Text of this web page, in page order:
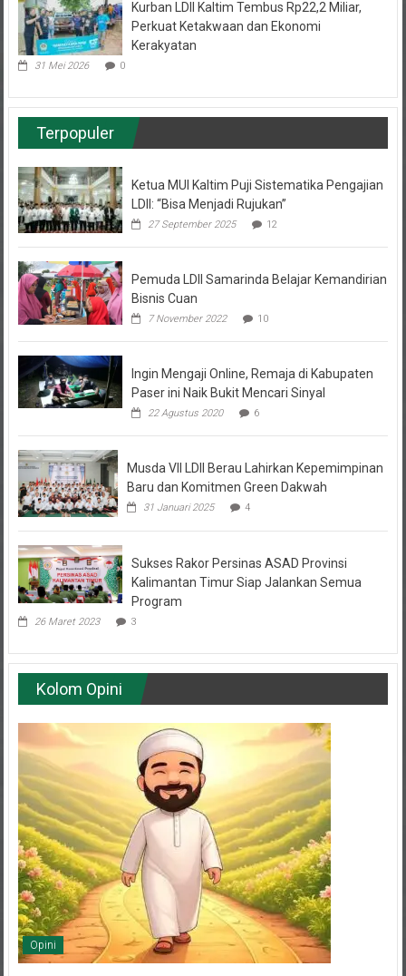
Kurban LDII Kaltim Tembus Rp22,2 Miliar,
Perkuat Ketakwaan dan Ekonomi
Kerakyatan
31 Mei 2026 0
Terpopuler
Ketua MUI Kaltim Puji Sistematika Pengajian
LDII: “Bisa Menjadi Rujukan”
27 September 2025 12
Pemuda LDII Samarinda Belajar Kemandirian
Bisnis Cuan
7 November 2022 10
Ingin Mengaji Online, Remaja di Kabupaten
Paser ini Naik Bukit Mencari Sinyal
22 Agustus 2020 6
Musda VII LDII Berau Lahirkan Kepemimpinan
Baru dan Komitmen Green Dakwah
31 Januari 2025 4
Sukses Rakor Persinas ASAD Provinsi
Kalimantan Timur Siap Jalankan Semua
Program
26 Maret 2023 3
Kolom Opini
Opini